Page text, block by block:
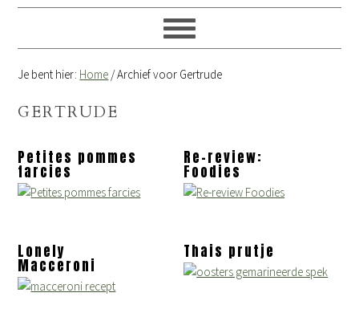
Je bent hier: Home /Archief voor Gertrude
GERTRUDE
Petites pommes
farcies
Re-review:
Foodies
Lonely
Macceroni
Thais prutje